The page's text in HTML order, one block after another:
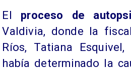
​El proceso de
Valdivia, donde la
Ríos, Tatiana
había determinado la